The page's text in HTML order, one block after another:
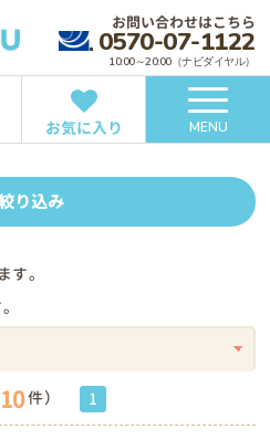
お問い合わせはこちら
0570-07-1122
10:00～20:00（ナビダイヤル）
お気に入り MENU
り込み
す。
10件） 1